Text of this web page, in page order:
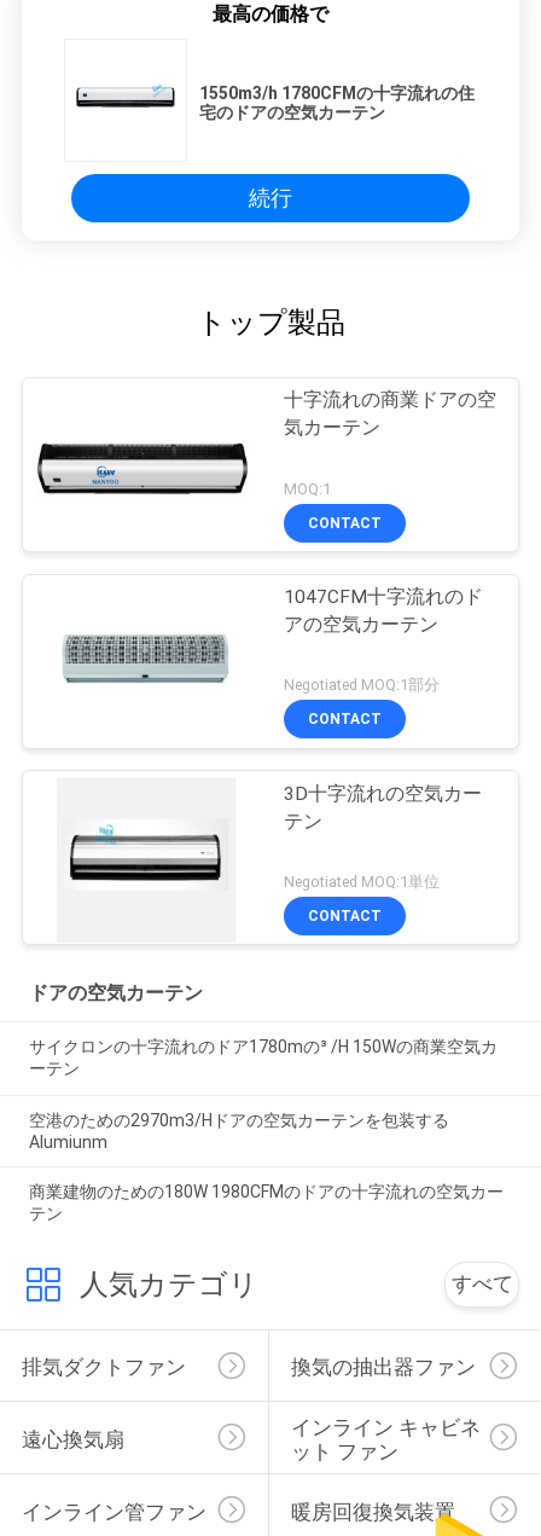
最高の価格で
1550m3/h 1780CFMの十字流れの住
宅のドアの空気カーテン
続行
トップ製品
十字流れの商業ドアの空
気カーテン
MOQ:1
CONTACT
1047CFM十字流れのド
アの空気カーテン
Negotiated MOQ:1部分
CONTACT
3D十字流れの空気カー
テン
Negotiated MOQ:1単位
CONTACT
ドアの空気カーテン
サイクロンの十字流れのドア1780mの³ /H 150Wの商業空気カ
ーテン
空港のための2970m3/Hドアの空気カーテンを包装する
Alumiunm
商業建物のための180W 1980CFMのドアの十字流れの空気カー
テン
人気カテゴリ すべて
排気ダクトファン 換気の抽出器ファン
遠心換気扇
インライン キャビネ
ット ファン
インライン管ファン 暖房回復換気装置